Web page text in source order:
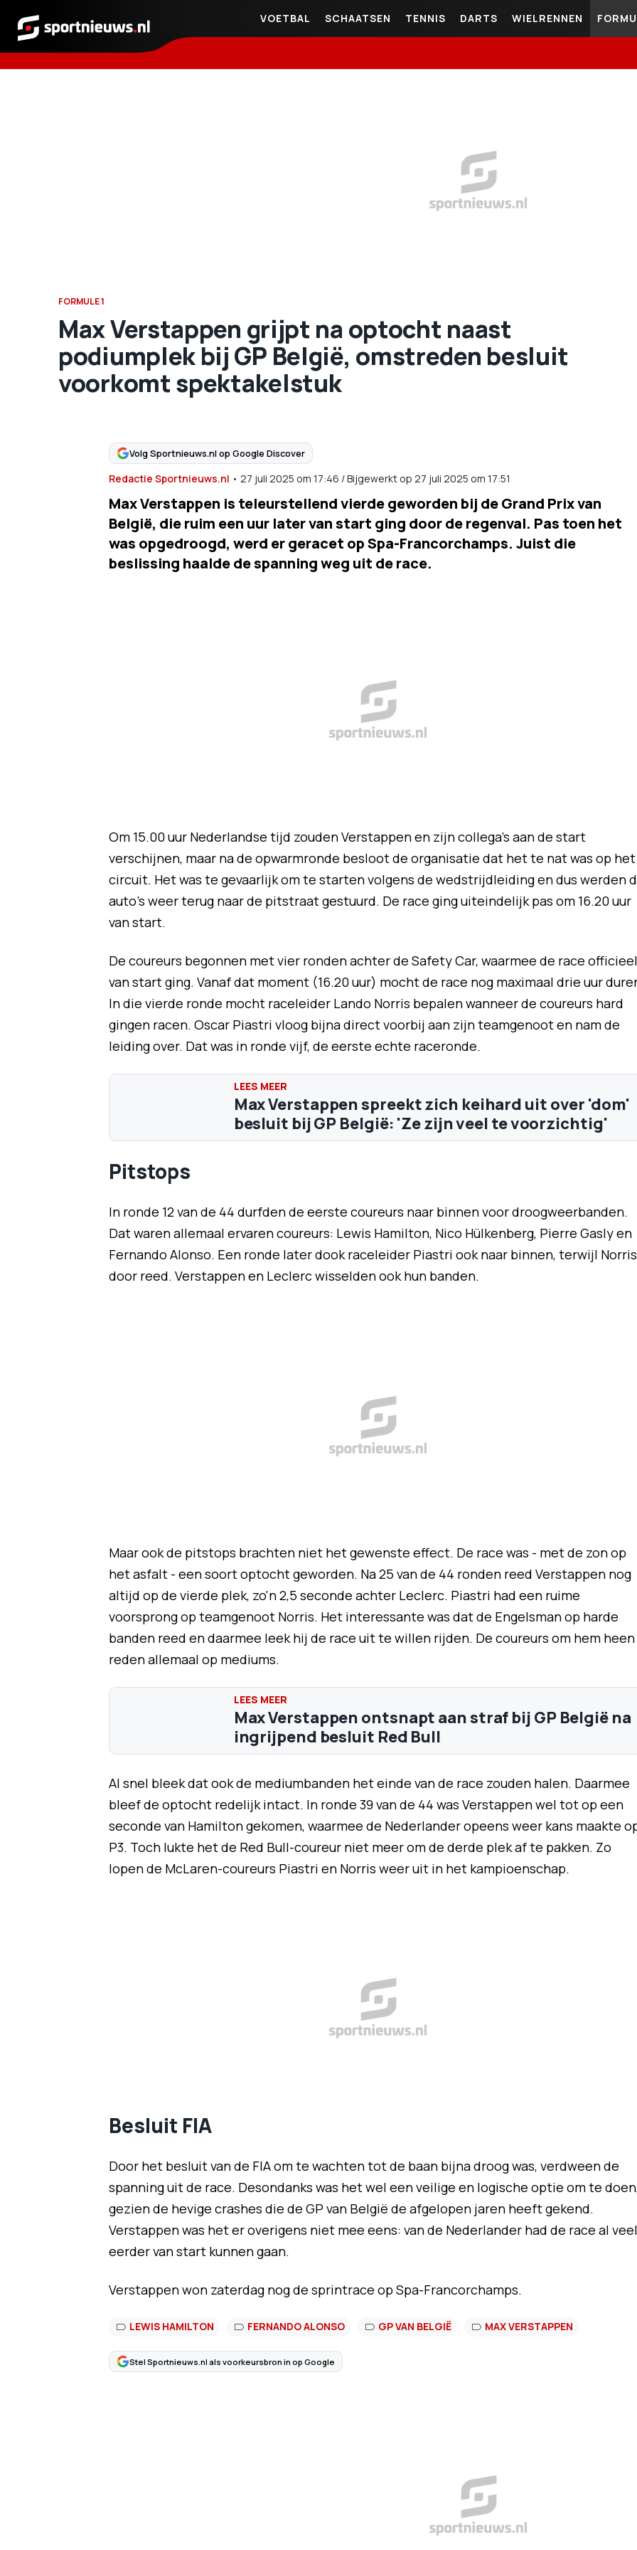
Sportnieuws.nl
VOETBAL SCHAATSEN TENNIS DARTS WIELRENNEN
FORMULE 1
Max Verstappen grijpt na optocht naast
podiumplek bij GP België, omstreden besluit
voorkomt spektakelstuk
Volg Sportnieuws.nl op Google Discover
Redactie Sportnieuws.nl • 27 juli 2025 om 17:46 /Bijgewerkt op 27 juli 2025 om 17:51
Max Verstappen is teleurstellend vierde geworden bij de Grand Prix van
België, die ruim een uur later van start ging door de regenval. Pas toen het
was opgedroogd, werd er geracet op Spa-Francorchamps. Juist die
beslissing haalde de spanning weg uit de race.
Om 15.00 uur Nederlandse tijd zouden Verstappen en zijn collega's aan de start
verschijnen, maar na de opwarmronde besloot de organisatie dat het te nat was op het
circuit. Het was te gevaarlijk om te starten volgens de wedstrijdleiding en dus werden
auto's weer terug naar de pitstraat gestuurd. De race ging uiteindelijk pas om 16.20 uur
van start.
De coureurs begonnen met vier ronden achter de Safety Car, waarmee de race officieel
van start ging. Vanaf dat moment (16.20 uur) mocht de race nog maximaal drie uur
In die vierde ronde mocht raceleider Lando Norris bepalen wanneer de coureurs hard
gingen racen. Oscar Piastri vloog bijna direct voorbij aan zijn teamgenoot en nam de
leiding over. Dat was in ronde vijf, de eerste echte raceronde.
Max Verstappen spreekt zich keihard uit over 'dom'
besluit bij GP België: 'Ze zijn veel te voorzichtig'
Pitstops
In ronde 12 van de 44 durfden de eerste coureurs naar binnen voor droogweerbanden.
Dat waren allemaal ervaren coureurs: Lewis Hamilton, Nico Hülkenberg, Pierre Gasly en
Fernando Alonso. Een ronde later dook raceleider Piastri ook naar binnen, terwijl Norris
door reed. Verstappen en Leclerc wisselden ook hun banden.
Maar ook de pitstops brachten niet het gewenste effect. De race was - met de zon op
het asfalt - een soort optocht geworden. Na 25 van de 44 ronden reed Verstappen nog
altijd op de vierde plek, zo'n 2,5 seconde achter Leclerc. Piastri had een ruime
voorsprong op teamgenoot Norris. Het interessante was dat de Engelsman op harde
banden reed en daarmee leek hij de race uit te willen rijden. De coureurs om hem heen
reden allemaal op mediums.
Max Verstappen ontsnapt aan straf bij GP België na
ingrijpend besluit Red Bull
Al snel bleek dat ook de mediumbanden het einde van de race zouden halen. Daarmee
bleef de optocht redelijk intact. In ronde 39 van de 44 was Verstappen wel tot op een
seconde van Hamilton gekomen, waarmee de Nederlander opeens weer kans maakte
P3. Toch lukte het de Red Bull-coureur niet meer om de derde plek af te pakken. Zo
lopen de McLaren-coureurs Piastri en Norris weer uit in het kampioenschap.
Besluit FIA
Door het besluit van de FIA om te wachten tot de baan bijna droog was, verdween de
spanning uit de race. Desondanks was het wel een veilige en logische optie om te
gezien de hevige crashes die de GP van België de afgelopen jaren heeft gekend.
Verstappen was het er overigens niet mee eens: van de Nederlander had de race al veel
eerder van start kunnen gaan.
Verstappen won zaterdag nog de sprintrace op Spa-Francorchamps.
LEWIS HAMILTON FERNANDO ALONSO GP VAN BELGIË MAX VERSTAPPEN
Stel Sportnieuws.nl als voorkeursbron in op Google